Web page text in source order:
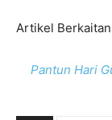
Artikel
Pantun Hari